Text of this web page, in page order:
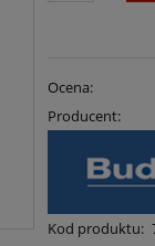
Ocena:
Producent:
Kod produktu: